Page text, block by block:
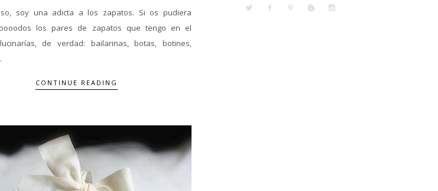
soy una adicta a los zapatos. Si os pudiera
los pares de zapatos que tengo en el
de verdad: bailarinas, botas, botines,
CONTINUE READING